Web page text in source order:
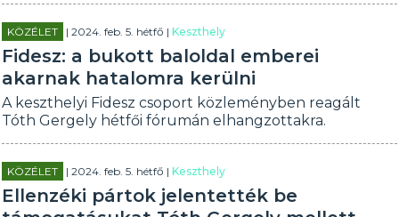
KÖZÉLET | 2024. feb. 5. hétfő |Keszthely
Fidesz: a bukott baloldal emberei
akarnak hatalomra kerülni
A keszthelyi Fidesz csoport közleményben reagált
Tóth Gergely hétfői fórumán elhangzottakra.
KÖZÉLET | 2024. feb. 5. hétfő |Keszthely
Ellenzéki pártok jelentették be